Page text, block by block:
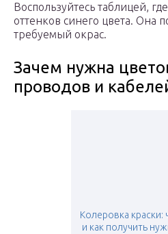
Воспользуйтесь таблицей,
оттенков синего цвета. Она
требуемый окрас.
Зачем нужна
проводов и
Колеровка краски:
и как получить